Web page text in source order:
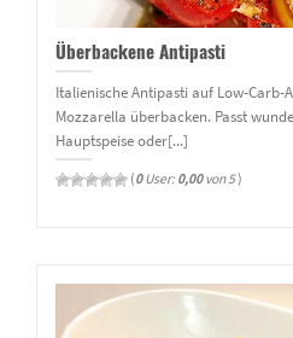
Überbackene Antipasti
Italienische Antipasti auf Low-Carb-
Mozzarella überbacken. Passt
Hauptspeise oder[...]
(0User: 0,00von 5)